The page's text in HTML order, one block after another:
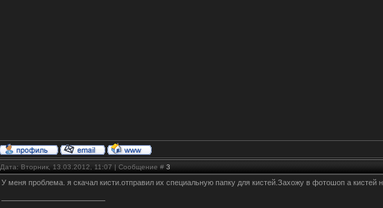
Дата: Вторник, 13.03.2012, 11:07 | Сообщение # 3
У меня проблема. я скачал кисти.отправил их специальную папку для кистей.Захожу в фотошоп а кистей